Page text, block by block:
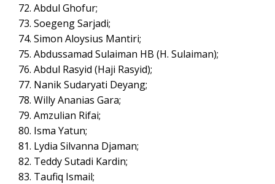
Abdul Ghofur;
Soegeng Sarjadi;
Simon Aloysius Mantiri;
Abdussamad Sulaiman HB (H. Sulaiman);
Abdul Rasyid (Haji Rasyid);
Nanik Sudaryati Deyang;
Willy Ananias Gara;
Amzulian Rifai;
Isma Yatun;
Lydia Silvanna Djaman;
Teddy Sutadi Kardin;
Taufiq Ismail;